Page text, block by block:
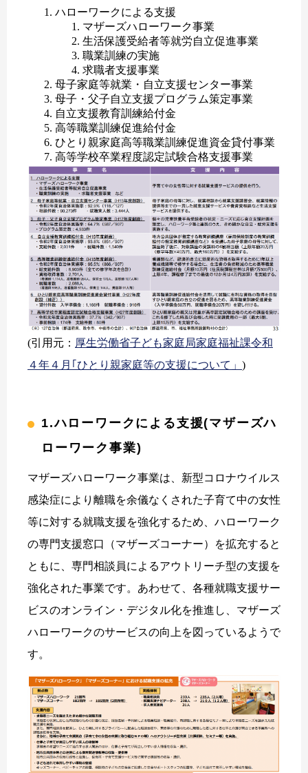
ハローワークによる支援
マザーズハローワーク事業
生活保護受給者等就労自立促進事業
職業訓練の実施
求職者支援事業
母子家庭等就業・自立支援センター事業
母子・父子自立支援プログラム策定事業
自立支援教育訓練給付金
高等職業訓練促進給付金
ひとり親家庭高等職業訓練促進資金貸付事業
高等学校卒業程度認定試験合格支援事業
(引用元： 厚生労働省子ども家庭局家庭福祉課令和
４年４月｢ひとり親家庭等の支援について」 )
1.ハローワークによる支援(マザーズハ
ローワーク事業)
マザーズハローワーク事業は、新型コロナウイルス
感染症により離職を余儀なくされた子育て中の女性
等に対する就職支援を強化するため、ハローワーク
の専門支援窓口（マザーズコーナー）を拡充すると
ともに、専門相談員によるアウトリーチ型の支援を
強化された事業です。あわせて、各種就職支援サー
ビスのオンライン・デジタル化を推進し、マザーズ
ハローワークのサービスの向上を図っているようで
す。